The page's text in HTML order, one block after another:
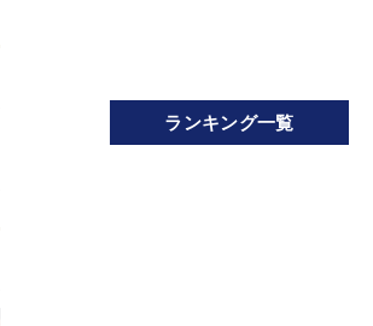
ランキング一覧